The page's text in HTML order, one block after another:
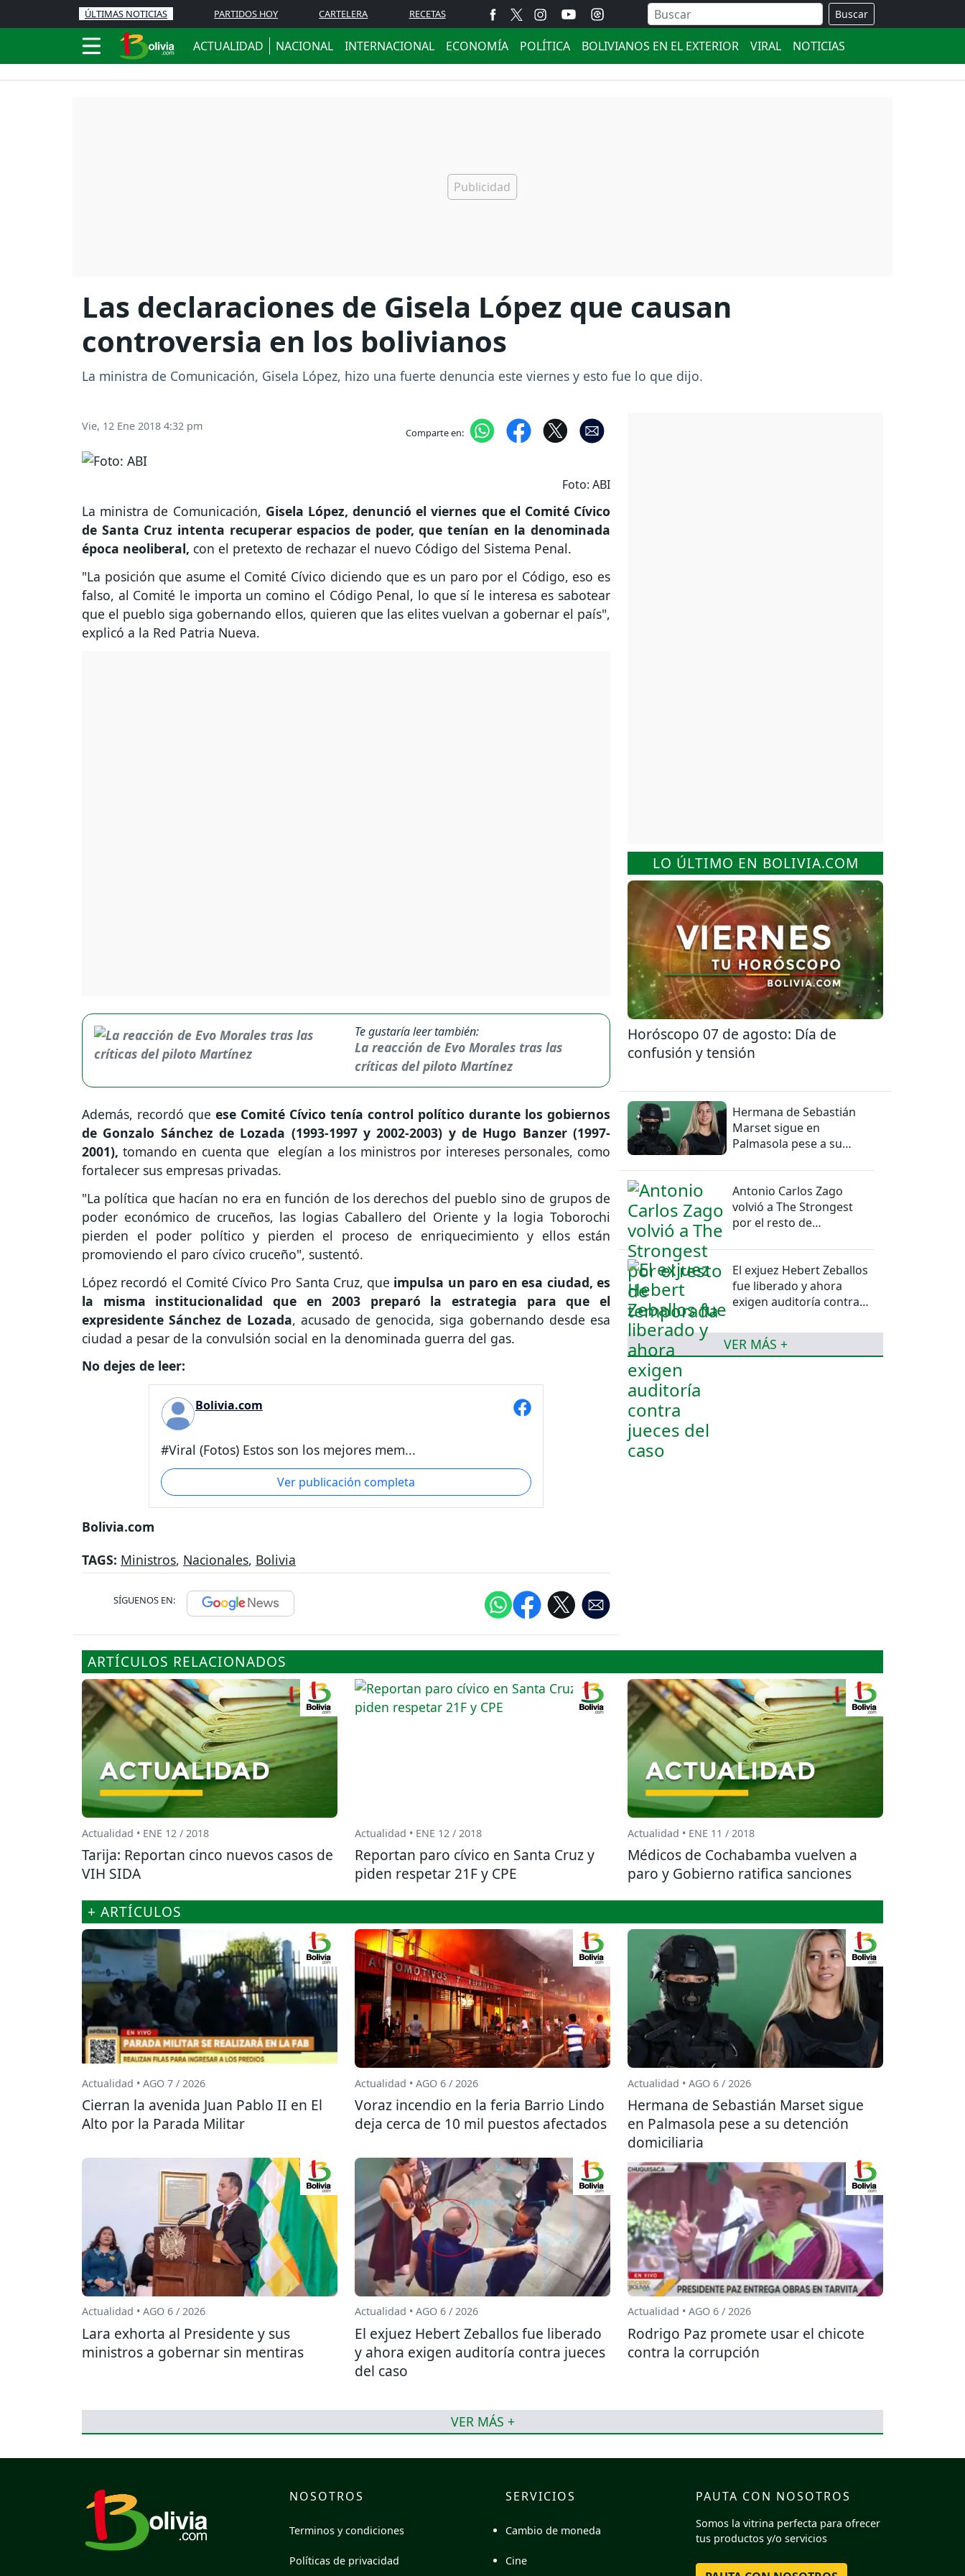
ÚLTIMAS NOTICIAS PARTIDOS HOY CARTELERA RECETAS Buscar
ACTUALIDAD NACIONAL INTERNACIONAL ECONOMÍA POLÍTICA BOLIVIANOS EN EL EXTERIOR VIRAL NOTICIAS
Las declaraciones de Gisela López que causan
controversia en los bolivianos
La ministra de Comunicación, Gisela López, hizo una fuerte denuncia este viernes y esto fue lo que dijo.
Vie, 12 Ene 2018 4:32 pm Comparte en:
Foto: ABI
La ministra de Comunicación, Gisela López, denunció el viernes que el Comité Cívico
de Santa Cruz intenta recuperar espacios de poder, que tenían en la denominada
época neoliberal, con el pretexto de rechazar el nuevo Código del Sistema Penal.
"La posición que asume el Comité Cívico diciendo que es un paro por el Código, eso es
falso, al Comité le importa un comino el Código Penal, lo que sí le interesa es sabotear
que el pueblo siga gobernando ellos, quieren que las elites vuelvan a gobernar el país",
explicó a la Red Patria Nueva.
Te gustaría leer también:
La reacción de Evo Morales tras las
críticas del piloto Martínez
Además, recordó que ese Comité Cívico tenía control político durante los gobiernos
de Gonzalo Sánchez de Lozada (1993-1997 y 2002-2003) y de Hugo Banzer (1997-
2001), tomando en cuenta que elegían a los ministros por intereses personales, como
fortalecer sus empresas privadas.
"La política que hacían no era en función de los derechos del pueblo sino de grupos de
poder económico de cruceños, las logias Caballero del Oriente y la logia Toborochi
pierden el poder político y pierden el proceso de enriquecimiento y ellos están
promoviendo el paro cívico cruceño", sustentó.
López recordó el Comité Cívico Pro Santa Cruz, que impulsa un paro en esa ciudad, es
la misma institucionalidad que en 2003 preparó la estrategia para que el
expresidente Sánchez de Lozada, acusado de genocida, siga gobernando desde esa
ciudad a pesar de la convulsión social en la denominada guerra del gas.
No dejes de leer:
Bolivia.com
#Viral (Fotos) Estos son los mejores mem...
Ver publicación completa
Bolivia.com
TAGS: Ministros, Nacionales, Bolivia
SÍGUENOS EN:
LO ÚLTIMO EN BOLIVIA.COM
Horóscopo 07 de agosto: Día de
confusión y tensión
Hermana de Sebastián
Marset sigue en
Palmasola pese a su
Antonio Carlos Zago
volvió a The Strongest
por el resto de
El exjuez Hebert Zeballos
fue liberado y ahora
exigen auditoría contra
VER MÁS +
ARTÍCULOS RELACIONADOS
Actualidad • ENE 12 / 2018
Tarija: Reportan cinco nuevos casos de
VIH SIDA
Actualidad • ENE 12 / 2018
Reportan paro cívico en Santa Cruz y
piden respetar 21F y CPE
Actualidad • ENE 11 / 2018
Médicos de Cochabamba vuelven a
paro y Gobierno ratifica sanciones
+ ARTÍCULOS
Actualidad • AGO 7 / 2026
Cierran la avenida Juan Pablo II en El
Alto por la Parada Militar
Actualidad • AGO 6 / 2026
Voraz incendio en la feria Barrio Lindo
deja cerca de 10 mil puestos afectados
Actualidad • AGO 6 / 2026
Hermana de Sebastián Marset sigue
en Palmasola pese a su detención
domiciliaria
Actualidad • AGO 6 / 2026
Lara exhorta al Presidente y sus
ministros a gobernar sin mentiras
Actualidad • AGO 6 / 2026
El exjuez Hebert Zeballos fue liberado
y ahora exigen auditoría contra jueces
del caso
Actualidad • AGO 6 / 2026
Rodrigo Paz promete usar el chicote
contra la corrupción
VER MÁS +
NOSOTROS
Terminos y condiciones
Políticas de privacidad
SERVICIOS
Cambio de moneda
Cine
PAUTA CON NOSOTROS
Somos la vitrina perfecta para ofrecer
tus productos y/o servicios